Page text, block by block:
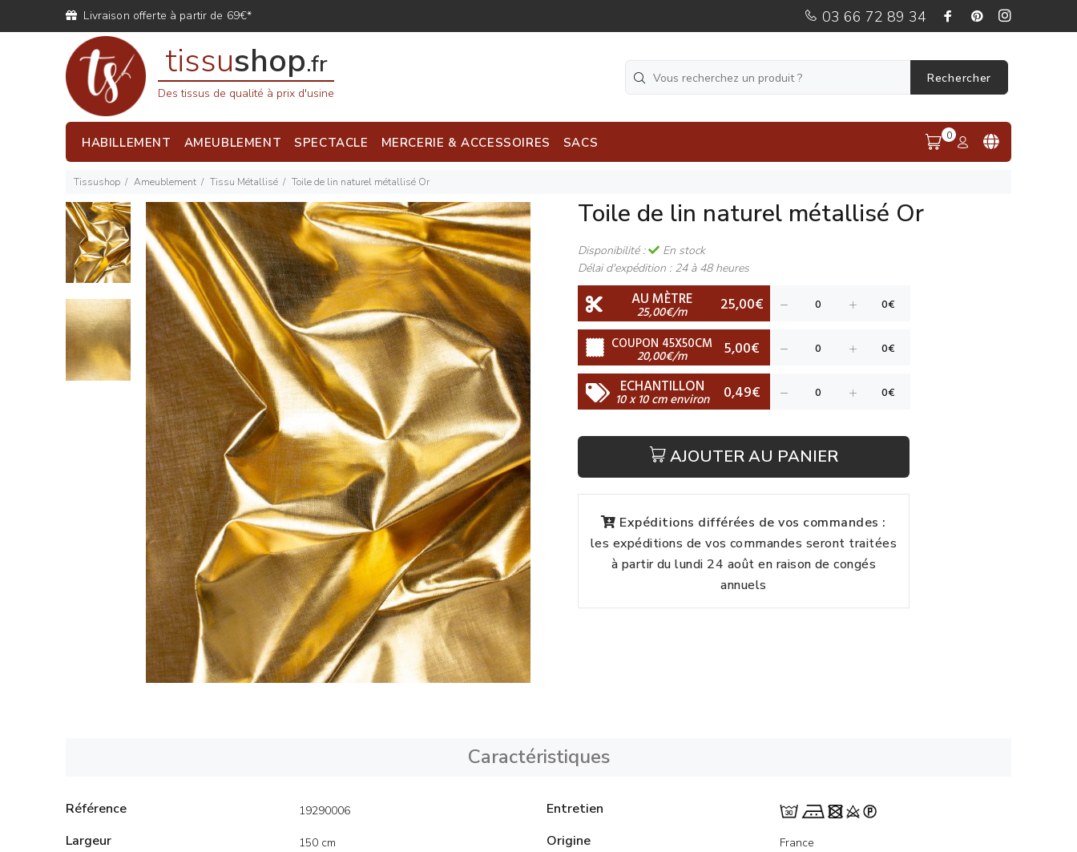
Livraison offerte à partir de 69€* 03 66 72 89 34
tissushop.fr
Des tissus de qualité à prix d'usine
Rechercher
HABILLEMENT AMEUBLEMENT SPECTACLE MERCERIE & ACCESSOIRES SACS 0
Tissushop Ameublement Tissu Métallisé Toile de lin naturel métallisé Or
Toile de lin naturel métallisé Or
Disponibilité :
En stock
Délai d'expédition : 24 à 48 heures
AU MÈTRE
25,00€/m 25,00€
COUPON 45X50CM
20,00€/m 5,00€
ECHANTILLON
10 x 10 cm environ 0,49€
AJOUTER AU PANIER
Expéditions différées de vos commandes :
les expéditions de vos commandes seront traitées
à partir du lundi 24 août en raison de congés
annuels
Caractéristiques
Référence 19290006
Largeur 150 cm
Entretien
Origine
France